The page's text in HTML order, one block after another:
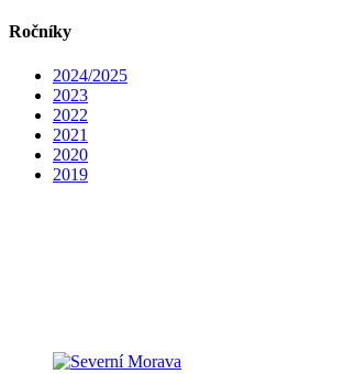
Ročníky
2024/2025
2023
2022
2021
2020
2019